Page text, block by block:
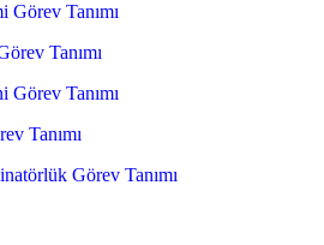
Tanımı
Tanımı
Görev Tanımı
Tanımı
Görev Tanımı